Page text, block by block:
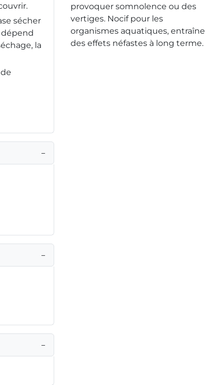
sécher
la
−
−
−
provoquer somnolence ou des
vertiges. Nocif pour les
organismes aquatiques, entraîne
des effets néfastes à long terme.